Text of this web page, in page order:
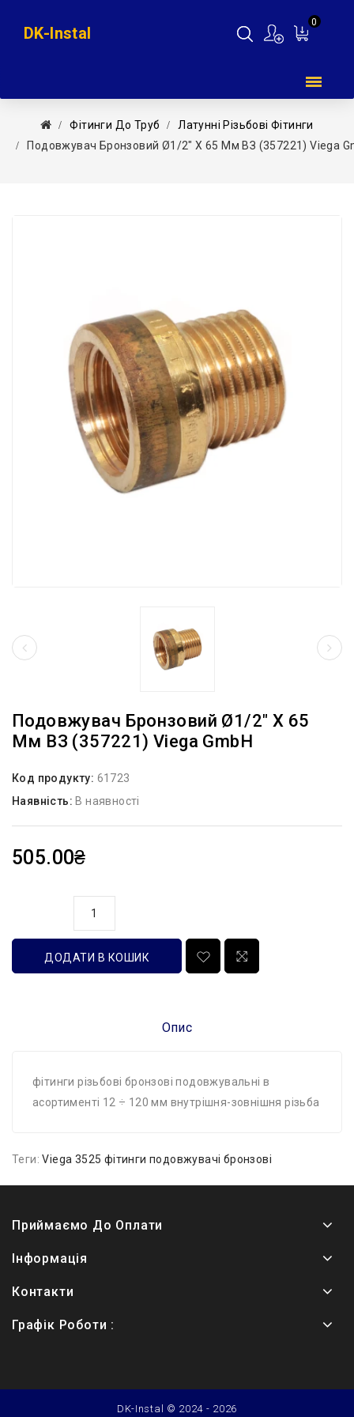
0
DK-Instal
Фітинги До Труб
Латунні Різьбові Фітинги
Подовжувач Бронзовий Ø1/2″ X 65 Мм ВЗ (357221) Viega
Подовжувач Бронзовий Ø1/2″ X 65
Мм ВЗ (357221) Viega GmbH
Код продукту: 61723
Наявність: В наявності
505.00₴
ДОДАТИ В КОШИК
Опис
фітинги різьбові бронзові подовжувальні в
асортименті 12 ÷ 120 мм внутрішня-зовнішня різьба
Теги:Viega 3525 фітинги подовжувачі бронзові
Приймаємо До Оплати
Інформація
Контакти
Графік Роботи :
DK-Instal © 2024 - 2026